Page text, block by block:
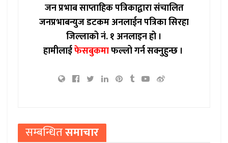
जन प्रभाब साप्ताहिक पत्रिकाद्वारा संचालित
जनप्रभाबन्युज डटकम अनलाईन पत्रिका सिरहा
जिल्लाको नं. १ अनलाइन हो ।
हामीलाईफेसबुकमाफल्लो गर्न सक्नुहुन्छ ।
सम्बन्धितसमाचार